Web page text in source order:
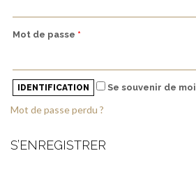
Mot de passe *
IDENTIFICATION Se souvenir de moi
Mot de passe perdu ?
S’ENREGISTRER